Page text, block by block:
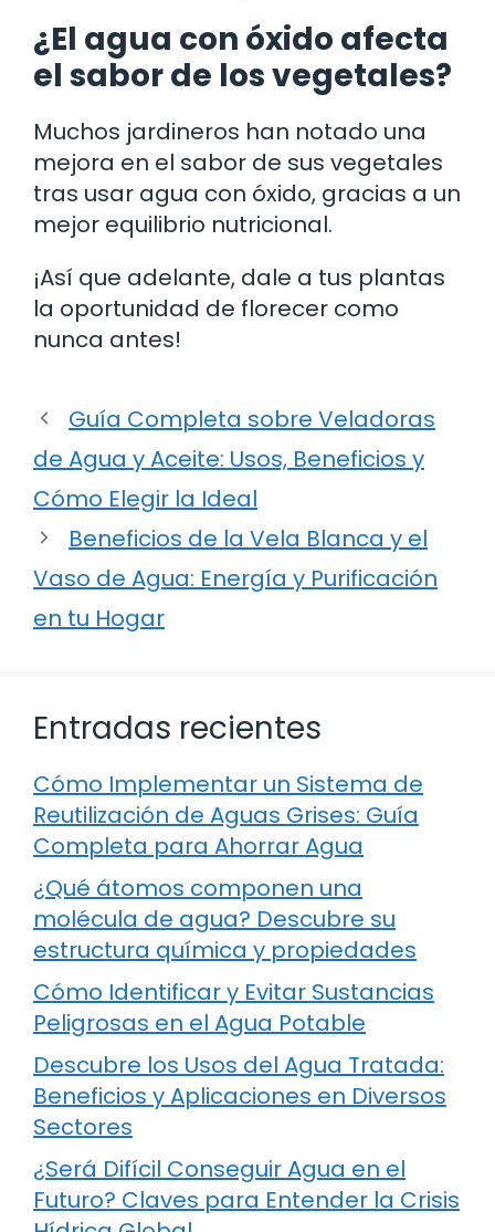
¿El agua con óxido afecta
el sabor de los vegetales?
Muchos jardineros han notado una
mejora en el sabor de sus vegetales
tras usar agua con óxido, gracias a un
mejor equilibrio nutricional.
¡Así que adelante, dale a tus plantas
la oportunidad de florecer como
nunca antes!
Guía Completa sobre Veladoras
de Agua y Aceite: Usos, Beneficios y
Cómo Elegir la Ideal
Beneficios de la Vela Blanca y el
Vaso de Agua: Energía y Purificación
en tu Hogar
Entradas recientes
Cómo Implementar un Sistema de
Reutilización de Aguas Grises: Guía
Completa para Ahorrar Agua
¿Qué átomos componen una
molécula de agua? Descubre su
estructura química y propiedades
Cómo Identificar y Evitar Sustancias
Peligrosas en el Agua Potable
Descubre los Usos del Agua Tratada:
Beneficios y Aplicaciones en Diversos
Sectores
¿Será Difícil Conseguir Agua en el
Futuro? Claves para Entender la Crisis